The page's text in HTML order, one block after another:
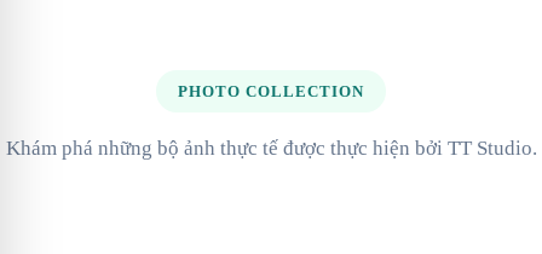
PHOTO COLLECTION
Khám phá những bộ ảnh thực tế được thực hiện bởi TT Studio.